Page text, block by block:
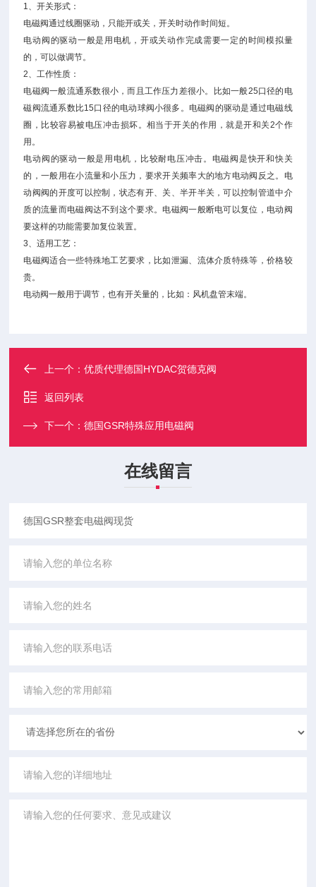
1、开关形式：
电磁阀通过线圈驱动，只能开或关，开关时动作时间短。
电动阀的驱动一般是用电机，开或关动作完成需要一定的时间模拟量
的，可以做调节。
2、工作性质：
电磁阀一般流通系数很小，而且工作压力差很小。比如一般25口径的电
磁阀流通系数比15口径的电动球阀小很多。电磁阀的驱动是通过电磁线
圈，比较容易被电压冲击损坏。相当于开关的作用，就是开和关2个作
用。
电动阀的驱动一般是用电机，比较耐电压冲击。电磁阀是快开和快关
的，一般用在小流量和小压力，要求开关频率大的地方电动阀反之。电
动阀阀的开度可以控制，状态有开、关、半开半关，可以控制管道中介
质的流量而电磁阀达不到这个要求。电磁阀一般断电可以复位，电动阀
要这样的功能需要加复位装置。
3、适用工艺：
电磁阀适合一些特殊地工艺要求，比如泄漏、流体介质特殊等，价格较
贵。
电动阀一般用于调节，也有开关量的，比如：风机盘管末端。
上一个：优质代理德国HYDAC贺德克阀
返回列表
下一个：德国GSR特殊应用电磁阀
在线留言